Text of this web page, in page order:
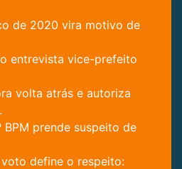
de 2020 vira motivo de
entrevista vice-prefeito
volta atrás e autoriza
BPM prende suspeito de
define o respeito: